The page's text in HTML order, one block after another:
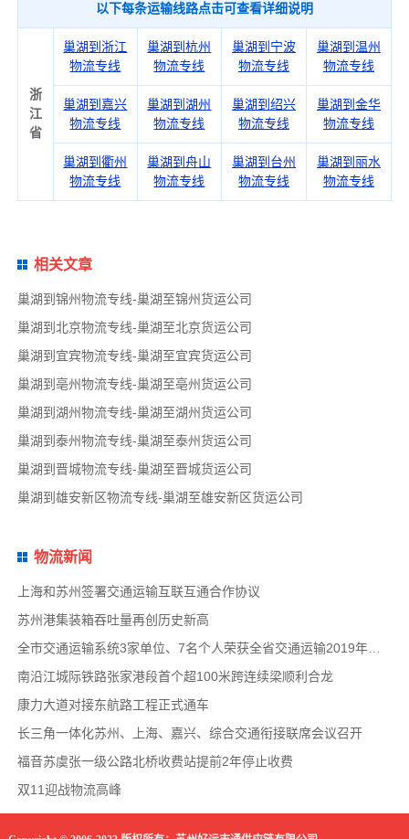
以下每条运输线路点击可查看详细说明
浙
江
省
巢湖到浙江
物流专线
巢湖到杭州
物流专线
巢湖到宁波
物流专线
巢湖到温州
物流专线
巢湖到嘉兴
物流专线
巢湖到湖州
物流专线
巢湖到绍兴
物流专线
巢湖到金华
物流专线
巢湖到衢州
物流专线
巢湖到舟山
物流专线
巢湖到台州
物流专线
巢湖到丽水
物流专线
相关文章
巢湖到锦州物流专线-巢湖至锦州货运公司
巢湖到北京物流专线-巢湖至北京货运公司
巢湖到宜宾物流专线-巢湖至宜宾货运公司
巢湖到亳州物流专线-巢湖至亳州货运公司
巢湖到湖州物流专线-巢湖至湖州货运公司
巢湖到泰州物流专线-巢湖至泰州货运公司
巢湖到晋城物流专线-巢湖至晋城货运公司
巢湖到雄安新区物流专线-巢湖至雄安新区货运公司
物流新闻
上海和苏州签署交通运输互联互通合作协议
苏州港集装箱吞吐量再创历史新高
全市交通运输系统3家单位、7名个人荣获全省交通运输2019年度扫黑除恶专项斗争先进集体和先
南沿江城际铁路张家港段首个超100米跨连续梁顺利合龙
康力大道对接东航路工程正式通车
长三角一体化苏州、上海、嘉兴、综合交通衔接联席会议召开
福音苏虞张一级公路北桥收费站提前2年停止收费
双11迎战物流高峰